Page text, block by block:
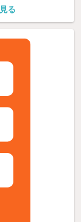
る